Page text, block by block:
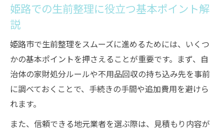
方
由
生前整理が心を軽くする心理的な効果とは
家族の負担を減らす生前整理の実践メリッ
ト
密
姫路での生前整理に役立つ基本ポイント解
説
姫路市で生前整理をスムーズに進めるためには、いくつ
かの基本ポイントを押さえることが重要です。まず、自
治体の家財処分ルールや不用品回収の持ち込み先を事前
に調べておくことで、手続きの手間や追加費用を避けら
れます。
また、信頼できる地元業者を選ぶ際は、見積もり内容が